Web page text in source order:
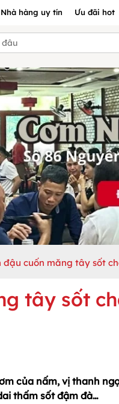
Nhà hàng uy tín Ưu đãi hot
đậu cuốn măng tây sốt
tây sốt
của nấm, vị thanh
thấm sốt đậm đà…